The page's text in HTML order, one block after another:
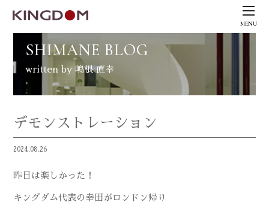
MENU
SHIMANE BLOG
written by 嶋根 直幸
デモンストレーション
2024.08.26
昨日は楽しかった！
キングダム代表の幸田がロンドン帰り